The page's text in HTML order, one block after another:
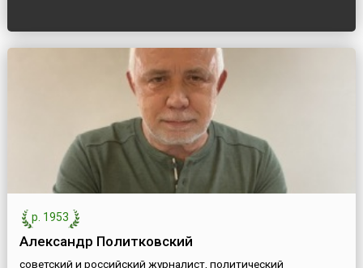
р. 1953
Александр Политковский
советский и российский журналист, политический